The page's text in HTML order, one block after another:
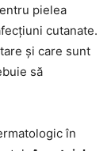
pielea
cutanate.
și care sunt
să
în